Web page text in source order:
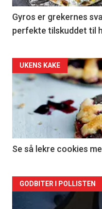
Gyros er grekernes
perfekte tilskuddet til
Forsiden
akkurat
nå
2
UKENS KAKE
Se så lekre cookies
Forsiden
GODBITER I POLLISTEN